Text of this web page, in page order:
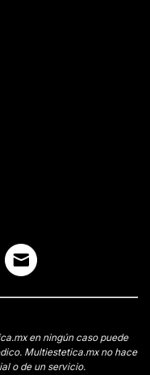
en ningún caso puede
Multiestetica.mx no hace
o de un servicio.